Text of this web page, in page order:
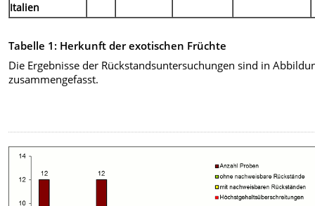
Italien
Tabelle 1: Herkunft der exotischen Früchte
Die Ergebnisse der Rückstandsuntersuchungen sind in
zusammengefasst.